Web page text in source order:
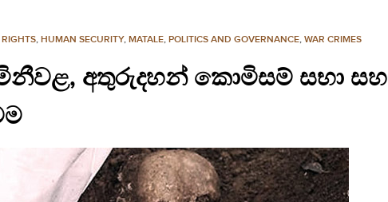
, HUMAN SECURITY, MATALE, POLITICS AND GOVERNANCE, WAR CRIMES
අතුරුදහන් කොමිසම් සභා සහ